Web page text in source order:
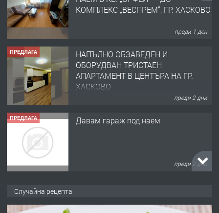
КОМПЛЕКС „ВЕСПРЕМ“, ГР. ХАСКОВО
преди 1 ден
ПРЕДЛАГА
НАПЪЛНО ОБЗАВЕДЕН И
ОБОРУДВАН ТРИСТАЕН
АПАРТАМЕНТ В ЦЕНТЪРА НА ГР.
ХАСКОВО
преди 2 дни
ПРЕДЛАГА Давам гараж под наем
преди 2 дни
градската градина!
Случайна рецепта